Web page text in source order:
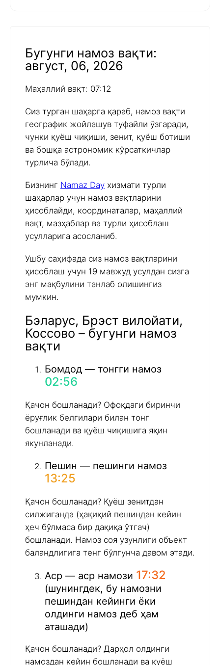
Бугунги намоз вақти:
август, 06, 2026
Маҳаллий вақт: 07:12
Сиз турган шаҳарга қараб, намоз вақти
географик жойлашув туфайли ўзгаради,
чунки қуёш чиқиши, зенит, қуёш ботиши
ва бошқа астрономик кўрсаткичлар
турлича бўлади.
Бизнинг Namaz Day хизмати турли
шаҳарлар учун намоз вақтларини
ҳисоблайди, координаталар, маҳаллий
вақт, мазҳаблар ва турли ҳисоблаш
усулларига асосланиб.
Ушбу саҳифада сиз намоз вақтларини
ҳисоблаш учун 19 мавжуд усулдан сизга
энг мақбулини танлаб олишингиз
мумкин.
Бэларус, Брэст вилойати,
Коссово – бугунги намоз
вақти
Бомдод — тонгги намоз
02:56
Қачон бошланади? Офоқдаги биринчи
ёруғлик белгилари билан тонг
бошланади ва қуёш чиқишига яқин
якунланади.
Пешин — пешинги намоз
13:25
Қачон бошланади? Қуёш зенитдан
силжиганда (ҳақиқий пешиндан кейин
ҳеч бўлмаса бир дақиқа ўтгач)
бошланади. Намоз соя узунлиги объект
баландлигига тенг бўлгунча давом этади.
Аср — аср намози 17:32
(шунингдек, бу намозни
пешиндан кейинги ёки
олдинги намоз деб ҳам
аташади)
Қачон бошланади? Дарҳол олдинги
намоздан кейин бошланади ва қуёш